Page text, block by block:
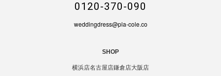
0120-370-090
weddingdress@pla-cole.co
SHOP
横浜店名古屋店鎌倉店大阪店